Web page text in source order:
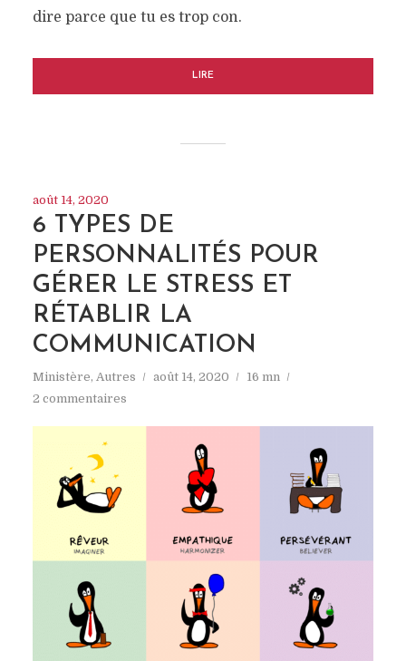
dire parce que tu es trop con.
LIRE
août 14, 2020
6 TYPES DE
PERSONNALITÉS POUR
GÉRER LE STRESS ET
RÉTABLIR LA
COMMUNICATION
Ministère, Autres août 14, 2020
16 mn
2 commentaires